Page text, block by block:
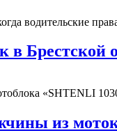
водительские
в Брестской
«SHTENLI
из